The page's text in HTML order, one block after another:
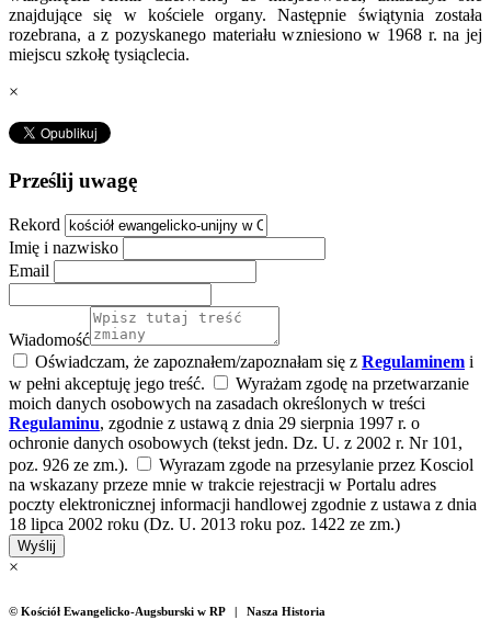
znajdujące się w kościele organy. Następnie świątynia została
rozebrana, a z pozyskanego materiału wzniesiono w 1968 r. na jej
miejscu szkołę tysiąclecia.
×
Prześlij uwagę
Rekord
Imię i nazwisko
Email
Wiadomość
Oświadczam, że zapoznałem/zapoznałam się z Regulaminem i
w pełni akceptuję jego treść.
Wyrażam zgodę na przetwarzanie
moich danych osobowych na zasadach określonych w treści
Regulaminu, zgodnie z ustawą z dnia 29 sierpnia 1997 r. o
ochronie danych osobowych (tekst jedn. Dz. U. z 2002 r. Nr 101,
poz. 926 ze zm.).
Wyrazam zgode na przesylanie przez Kosciol
na wskazany przeze mnie w trakcie rejestracji w Portalu adres
poczty elektronicznej informacji handlowej zgodnie z ustawa z dnia
18 lipca 2002 roku (Dz. U. 2013 roku poz. 1422 ze zm.)
Wyślij
×
© Kościół Ewangelicko-Augsburski w RP | Nasza Historia